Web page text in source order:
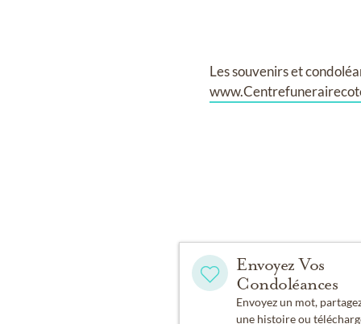
Les souvenirs et
Envoyez Vos
Condoléances
Envoyez un mot,
une histoire ou